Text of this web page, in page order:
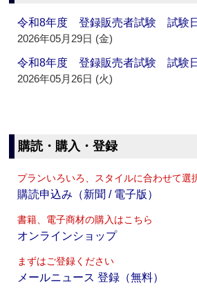
令和8年度 登録販売者試験 試験
2026年05月29日 (金)
令和8年度 登録販売者試験 試験
2026年05月26日 (火)
購読・購入・登録
プランいろいろ、スタイルに合わせて選
購読申込み（新聞 / 電子版）
書籍、電子商材の購入はこちら
オンラインショップ
まずはご登録ください
メールニュース 登録（無料）